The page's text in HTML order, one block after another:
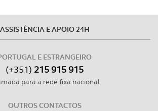
ASSISTÊNCIA E APOIO 24H
E ESTRANGEIRO
(+351) 215 915 915
para a rede fixa nacional
OUTROS CONTACTOS